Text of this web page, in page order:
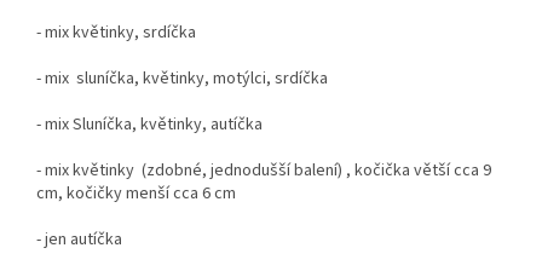
- mix květinky, srdíčka
- mix sluníčka, květinky, motýlci, srdíčka
- mix Sluníčka, květinky, autíčka
- mix květinky (zdobné, jednodušší balení) , kočička větší cca 9
cm, kočičky menší cca 6 cm
- jen autíčka